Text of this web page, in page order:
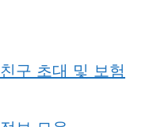
구 초대 및 보험